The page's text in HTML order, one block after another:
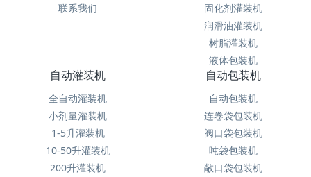
联系我们
固化剂灌装机
润滑油灌装机
树脂灌装机
液体包装机
自动灌装机
全自动灌装机
小剂量灌装机
1-5升灌装机
10-50升灌装机
200升灌装机
自动包装机
自动包装机
连卷袋包装机
阀口袋包装机
吨袋包装机
敞口袋包装机